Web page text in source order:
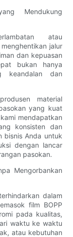
Mendukung
atau
jalur
dan kepuasan
bukan hanya
keandalan dan
material
yang kuat
mendapatkan
konsisten dan
bisnis Anda untuk
dengan lancar
pasokan.
Mengorbankan
dalam
film BOPP
pada kualitas,
waktu ke waktu
atau kebutuhan